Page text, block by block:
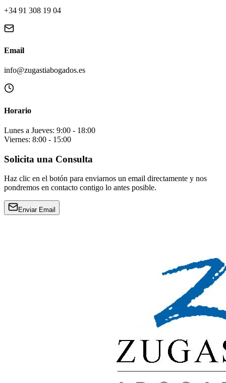
+34 91 308 19 04
Email
info@zugastiabogados.es
Horario
Lunes a Jueves: 9:00 - 18:00
Viernes: 8:00 - 15:00
Solicita una Consulta
Haz clic en el botón para enviarnos un email directamente y nos
pondremos en contacto contigo lo antes posible.
Enviar Email